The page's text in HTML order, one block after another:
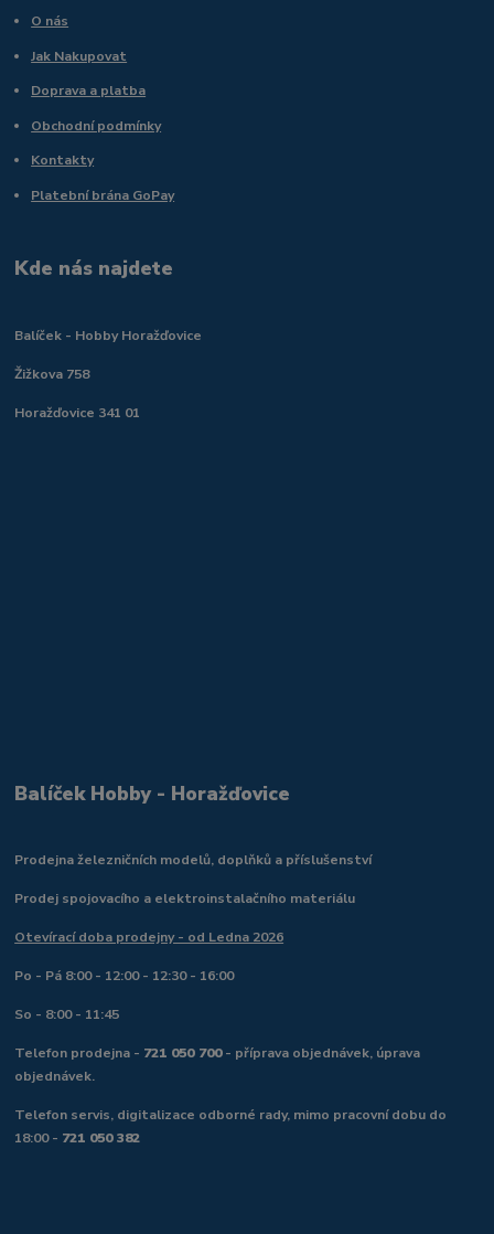
O nás
Jak Nakupovat
Doprava a platba
Obchodní podmínky
Kontakty
Platební brána GoPay
Kde nás najdete
Balíček - Hobby Horažďovice
Žižkova 758
Horažďovice 341 01
Balíček Hobby - Horažďovice
Prodejna železničních modelů, doplňků a příslušenství
Prodej spojovacího a elektroinstalačního materiálu
Otevírací doba prodejny - od Ledna 2026
Po - Pá 8:00 - 12:00 - 12:30 - 16:00
So - 8:00 - 11:45
Telefon prodejna - 721 050 700- příprava objednávek, úprava
objednávek.
Telefon servis, digitalizace odborné rady, mimo pracovní dobu do
18:00 - 721 050 382